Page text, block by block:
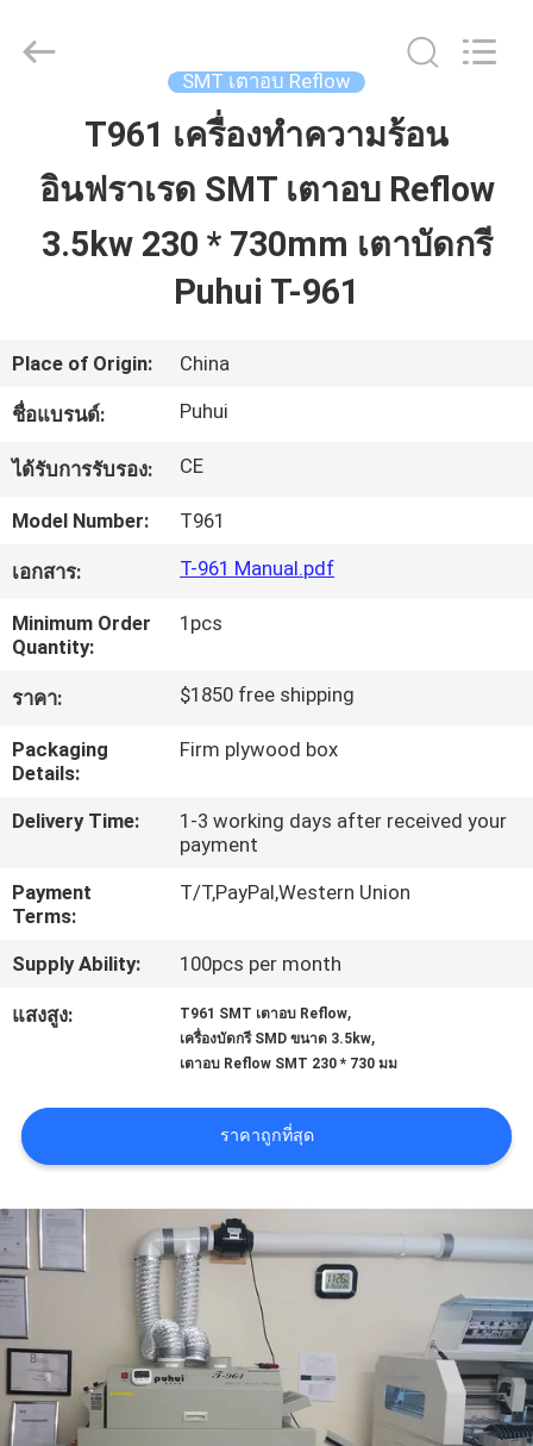
สินค้า
เกี่ยว
กับ
เรา
ทัวร์
โรงงาน
การ
ควบคุม
ติดต่อ
เรา
SHOPPING
ON
LINE
แผนผัง
เว็บไซต์
2026
CHARMHIGH
SMT เตาอบ Reflow
T961 เครื่องทำความร้อน
อินฟราเรด SMT เตาอบ Reflow
3.5kw 230 * 730mm เตาบัดกรี
Puhui T-961
Place of Origin: China
ชื่อแบรนด์: Puhui
ได้รับการรับรอง: CE
Model Number: T961
เอกสาร: T-961 Manual.pdf
Minimum Order
Quantity:
1pcs
ราคา: $1850 free shipping
Packaging
Details:
Firm plywood box
Delivery Time:
1-3 working days after received your
payment
Payment
Terms:
T/T,PayPal,Western Union
Supply Ability: 100pcs per month
แสงสูง: T961 SMT เตาอบ Reflow,
เครื่องบัดกรี SMD ขนาด 3.5kw,
เตาอบ Reflow SMT 230 * 730 มม
ราคาถูกที่สุด